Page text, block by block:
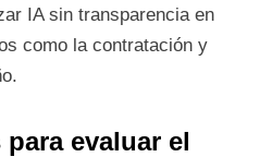
IA sin transparencia en
como la contratación y
evaluar el